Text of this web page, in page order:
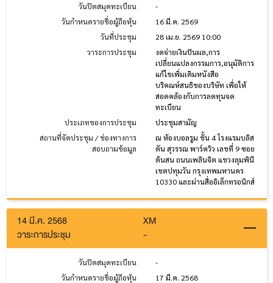
วันปิดสมุดทะเบียน
-
วันกำหนดรายชื่อผู้ถือหุ้น
16 มี.ค. 2569
วันที่ประชุม
28 เม.ย. 2569 10:00
วาระการประชุม
งดจ่ายเงินปันผล,การ
เปลี่ยนแปลงกรรมการ,อนุมัติการ
แก้ไขเพิ่มเติมหนังสือ
บริคณห์สนธิของบริษัท เพื่อให้
สอดคล้องกับการลดทุนจด
ทะเบียน
ประเภทของการประชุม
ประชุมสามัญ
สถานที่จัดประชุม / ช่องทางการ
สอบถามข้อมูล
ณ ห้องบอลรูม ชั้น 4 โรงแรมบลิส
ตัน สุวรรณ พาร์ควิว เลขที่ 9 ซอย
ต้นสน ถนนเพลินจิต แขวงลุมพินี
เขตปทุมวัน กรุงเทพมหานคร
10330 และผ่านสื่ออิเล็กทรอนิกส์
14 มี.ค. 2568
XM
วาระการประชุม
-
วันปิดสมุดทะเบียน
-
วันกำหนดรายชื่อผู้ถือหุ้น
17 มี.ค. 2568